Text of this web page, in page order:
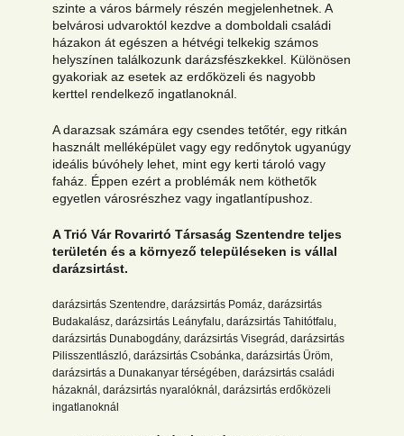
szinte a város bármely részén megjelenhetnek. A
belvárosi udvaroktól kezdve a domboldali családi
házakon át egészen a hétvégi telkekig számos
helyszínen találkozunk darázsfészkekkel. Különösen
gyakoriak az esetek az erdőközeli és nagyobb
kerttel rendelkező ingatlanoknál.
A darazsak számára egy csendes tetőtér, egy ritkán
használt melléképület vagy egy redőnytok ugyanúgy
ideális búvóhely lehet, mint egy kerti tároló vagy
faház. Éppen ezért a problémák nem köthetők
egyetlen városrészhez vagy ingatlantípushoz.
A Trió Vár Rovarirtó Társaság Szentendre teljes
területén és a környező településeken is vállal
darázsirtást.
darázsirtás Szentendre, darázsirtás Pomáz, darázsirtás
Budakalász, darázsirtás Leányfalu, darázsirtás Tahitótfalu,
darázsirtás Dunabogdány, darázsirtás Visegrád, darázsirtás
Pilisszentlászló, darázsirtás Csobánka, darázsirtás Üröm,
darázsirtás a Dunakanyar térségében, darázsirtás családi
házaknál, darázsirtás nyaralóknál, darázsirtás erdőközeli
ingatlanoknál